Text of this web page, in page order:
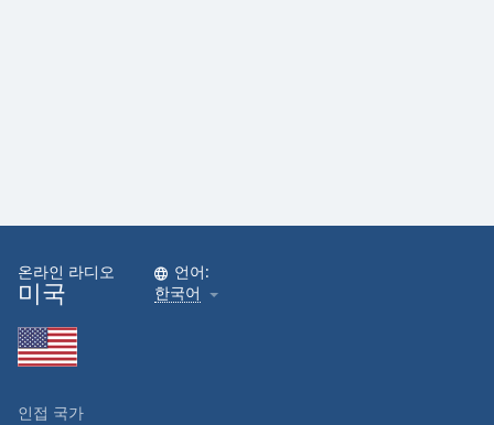
온라인 라디오
미국
언어:
한국어
인접 국가